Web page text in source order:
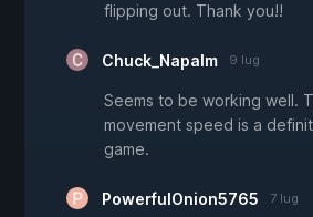
flipping out. Thank you!!
Chuck_Napalm 9 lug
Seems to be working well.
movement speed is a
game.
PowerfulOnion5765 7 lug